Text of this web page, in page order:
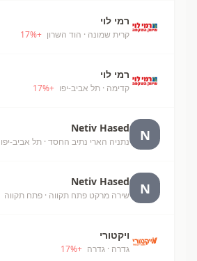
רמי לוי
קרית שמונה · הוד השרון +
17%
רמי לוי
קדימה · תל אביב-יפו +
17%
N
Netiv Hased
נתניה הארי נתיב החסד · תל אביב-יפו
N
Netiv Hased
שירה מרקט פתח תקווה · פתח תקווה
ויקטורי
גדרה · גדרה +
17%